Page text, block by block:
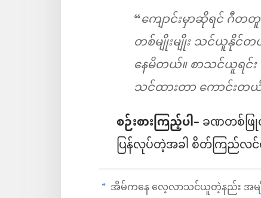
“ကျောင်းမှာဆိုရင် ဂီ
တစ်မျိုးမျိုး သင်ယူနိုင်
နေမိတယ်။ စာသင်ယူရင်
သင်ထားတာ ကောင်းတ
စဉ်းစားကြည့်ပါ–ခဏတစ်ဖြု
ပြန်လုပ်တဲ့အခါ စိတ်ကြည်
a အိမ်ကနေ လေ့လာသင်ယူတဲ့နည်း အမ